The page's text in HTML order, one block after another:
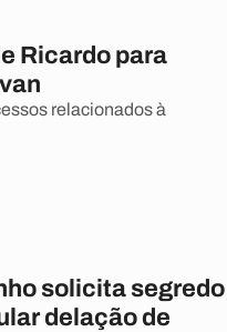
Ricardo para
relacionados à
solicita segredo
delação de